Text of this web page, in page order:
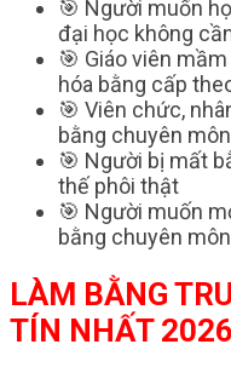
🎯 Người muốn
đại học không
🎯 Giáo viên
hóa bằng cấp
🎯 Viên chức,
bằng chuyên
🎯 Người bị mất
thế phôi thật
🎯 Người muốn
bằng chuyên
LÀM BẰNG
TÍN NHẤT